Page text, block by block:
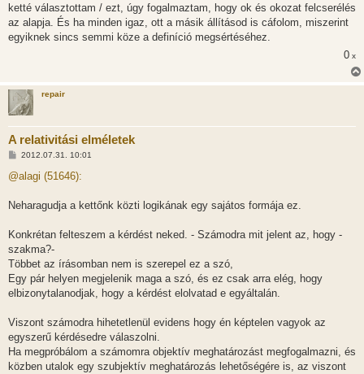
ketté választottam / ezt, úgy fogalmaztam, hogy ok és okozat felcserélés
az alapja. És ha minden igaz, ott a másik állításod is cáfolom, miszerint
egyiknek sincs semmi köze a definíció megsértéséhez.
0 x
repair
A relativitási elméletek
H
z
s
l
s
2012.07.31. 10:01
@alagi (51646):
Neharagudja a kettőnk közti logikának egy sajátos formája ez.
Konkrétan felteszem a kérdést neked. - Számodra mit jelent az, hogy -
szakma?-
Többet az írásomban nem is szerepel ez a szó,
Egy pár helyen megjelenik maga a szó, és ez csak arra elég, hogy
elbizonytalanodjak, hogy a kérdést elolvatad e egyáltalán.
Viszont számodra hihetetlenül evidens hogy én képtelen vagyok az
egyszerű kérdésedre válaszolni.
Ha megpróbálom a számomra objektív meghatározást megfogalmazni, és
közben utalok egy szubjektív meghatározás lehetőségére is, az viszont